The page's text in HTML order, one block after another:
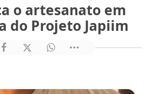
o artesanato em
do Projeto Japiim